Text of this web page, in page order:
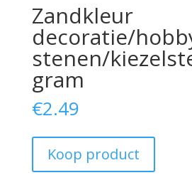
Zandkleur
decoratie/
stenen/
gram
€2.49
Koop product